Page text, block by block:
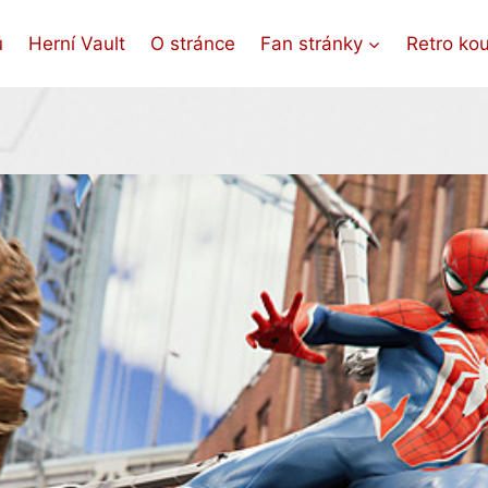
Herní Vault O stránce Fan stránky Retro